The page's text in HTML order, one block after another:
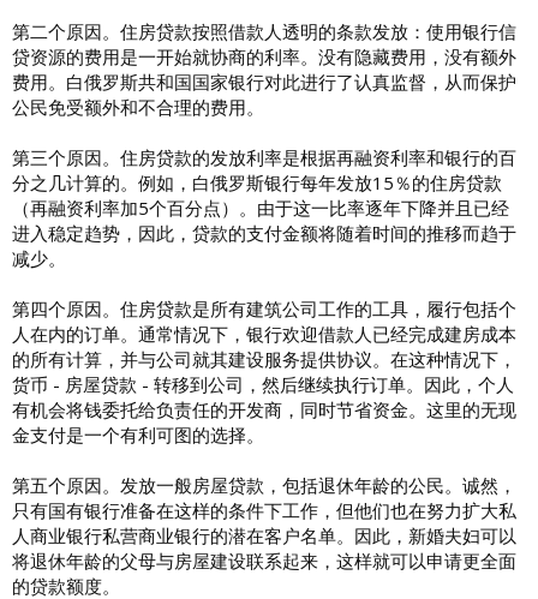
第二个原因。住房贷款按照借款人透明的条款发放：使用银行信
贷资源的费用是一开始就协商的利率。没有隐藏费用，没有额外
费用。白俄罗斯共和国国家银行对此进行了认真监督，从而保护
公民免受额外和不合理的费用。
第三个原因。住房贷款的发放利率是根据再融资利率和银行的百
分之几计算的。例如，白俄罗斯银行每年发放15％的住房贷款
（再融资利率加5个百分点）。由于这一比率逐年下降并且已经
进入稳定趋势，因此，贷款的支付金额将随着时间的推移而趋于
减少。
第四个原因。住房贷款是所有建筑公司工作的工具，履行包括个
人在内的订单。通常情况下，银行欢迎借款人已经完成建房成本
的所有计算，并与公司就其建设服务提供协议。在这种情况下，
货币 - 房屋贷款 - 转移到公司，然后继续执行订单。因此，个人
有机会将钱委托给负责任的开发商，同时节省资金。这里的无现
金支付是一个有利可图的选择。
第五个原因。发放一般房屋贷款，包括退休年龄的公民。诚然，
只有国有银行准备在这样的条件下工作，但他们也在努力扩大私
人商业银行私营商业银行的潜在客户名单。因此，新婚夫妇可以
将退休年龄的父母与房屋建设联系起来，这样就可以申请更全面
的贷款额度。